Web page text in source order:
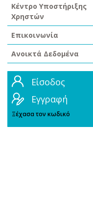
Κέντρο Υποστήριξης
Χρηστών
Επικοινωνία
Ανοικτά Δεδομένα
Είσοδος
Εγγραφή
Ξέχασα τον κωδικό